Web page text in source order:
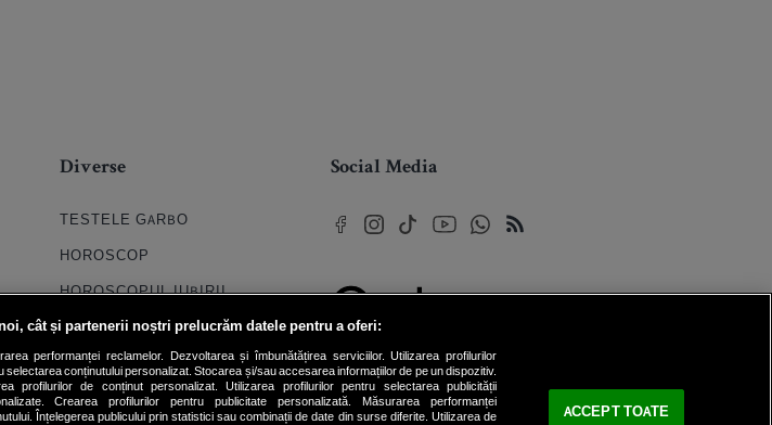
Diverse
TESTELE GARBO
HOROSCOP
HOROSCOPUL IUBIRII
FORUMURI
TRATAMENTE NATURISTE
DICTIONARE NUME
Social Media
Toate drepturile rezervate
cât și partenerii noștri prelucrăm datele pentru a oferi:
performanței reclamelor. Dezvoltarea și îmbunătățirea serviciilor. Utilizarea profilurilor
selectarea conținutului personalizat. Stocarea și/sau accesarea informațiilor de pe un dispozitiv.
profilurilor de conținut personalizat. Utilizarea profilurilor pentru selectarea publicității
Crearea profilurilor pentru publicitate personalizată. Măsurarea performanței
Înțelegerea publicului prin statistici sau combinații de date din surse diferite. Utilizarea de
ACCEPT TOATE